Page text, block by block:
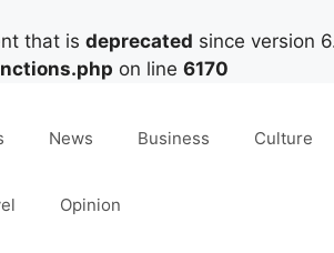
that is deprecated since version
on line 6170
News Business Culture
Opinion